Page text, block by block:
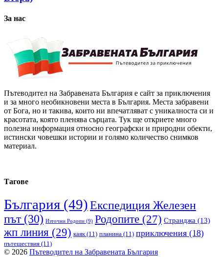
За нас
Пътеводител на Забравената България е сайт за приключения
и за много необикновени места в България. Места забравени
от Бога, но и такива, които ни впечатляват с уникалноста си и
красотата, която пленява сърцата. Тук ще откриете много
полезна информация относно географски и природни обекти,
истински човешки истории и голямо количество снимков
материал.
Тагове
България (49)Експедиция Железен
път(30) Източни Родопи (9) Родопите (27) Странджа (13)
жп линия (29) каяк(11) планина (11) приключения (18)
пътешествия (11)
© 2026 Пътеводител на Забравената България